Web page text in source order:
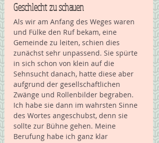
Geschlecht zu schauen
Als wir am Anfang des Weges waren
und Fülke den Ruf bekam, eine
Gemeinde zu leiten, schien dies
zunächst sehr unpassend. Sie spürte
in sich schon von klein auf die
Sehnsucht danach, hatte diese aber
aufgrund der gesellschaftlichen
Zwänge und Rollenbilder begraben.
Ich habe sie dann im wahrsten Sinne
des Wortes angeschubst, denn sie
sollte zur Bühne gehen. Meine
Berufung habe ich ganz klar